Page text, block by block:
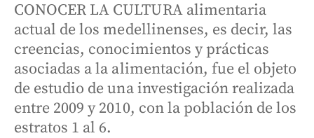
CONOCER LA CULTURA alimentaria
actual de los medellinenses, es decir, las
creencias, conocimientos y prácticas
asociadas a la alimentación, fue el objeto
de estudio de una investigación realizada
entre 2009 y 2010, con la población de los
estratos 1 al 6.